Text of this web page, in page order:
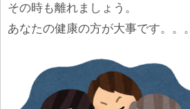
その時も離れましょう。
あなたの健康の方が大事です。。。